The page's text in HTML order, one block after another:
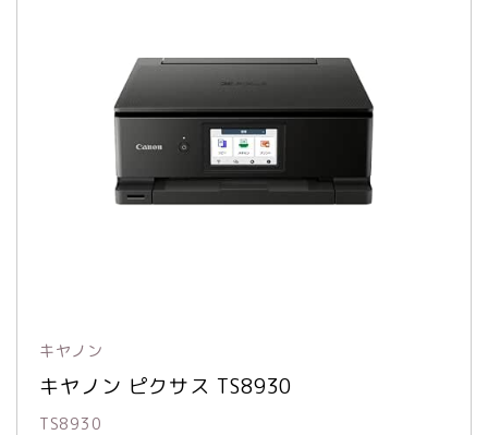
キヤノン
キヤノン ピクサス TS8930
TS8930